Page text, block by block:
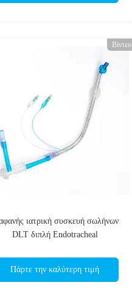
Βίντεο
ιατρική συσκευή σωλήνων
DLT διπλή Endotracheal
Πάρτε την καλύτερη τιμή